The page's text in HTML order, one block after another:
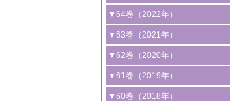
3号 有機分子変換やCO 資源化
光触媒に関する最近の研究
B号 第137回触媒討論会（2026
2号 水素製造のための水分解技術
る最近の研究
3号 オレフィン系樹脂の精密合
る最新技術
4号 アルコール類の効率的変換を
る非貴金属触媒の研究動向
2号 規制反応場を活用した固体触
の新展開
3号 未踏分子変換を目指した酸
ロセスの最前線
4号 シンクロトロン放射光および
線を利用した触媒解析技術の最先
1号 炭素が関わる触媒機能
2号 プラスチックケミカルリサイ
ための触媒技術
3号 非酸化物系金属化合物を基
触媒材料の開発
▼64巻（2022年）
1号 合成ガス製造とCOを用いる
ズ合成の最新動向
2号 化学品合成のための合金触
3号 CO の排出削減および有効
▼63巻（2021年）
1号 金触媒の新展開
2号 ペロブスカイト
3号 特殊反応場を利用した触媒的
▼62巻（2020年）
1号 触媒設計を拓く欠陥構造のキ
タリゼーション
▼61巻（2019年）
1号 物質移動制御に着目した触媒
▼60巻（2018年）